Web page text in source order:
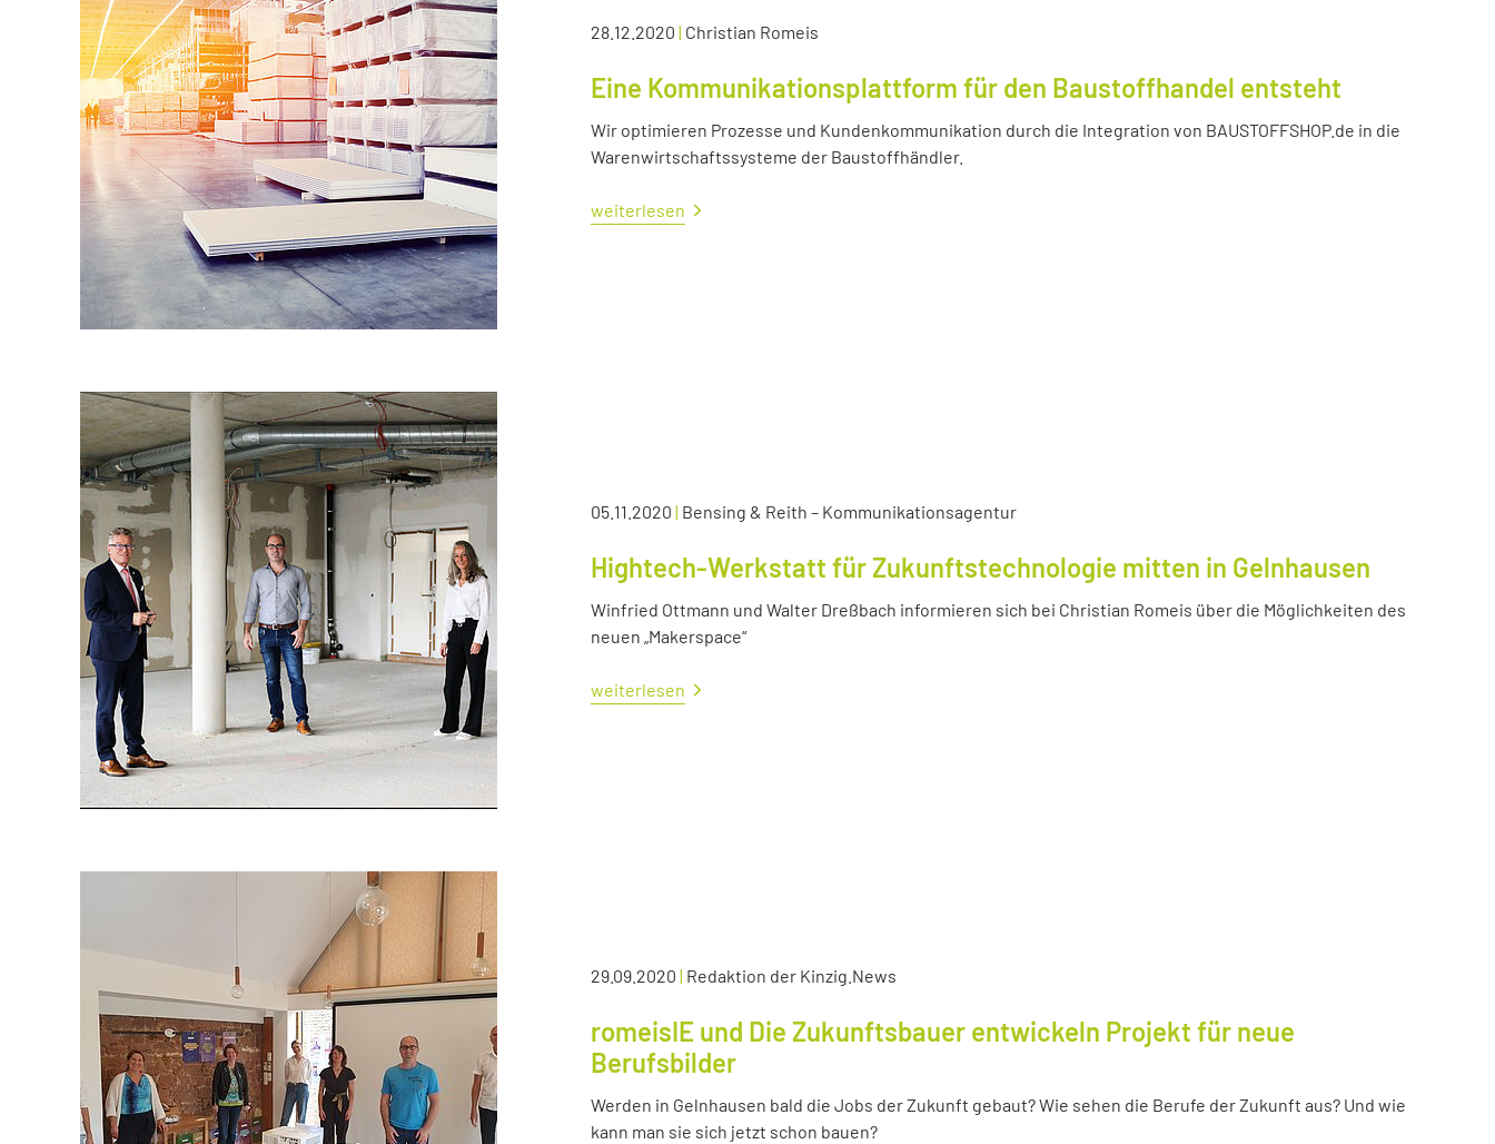
28.12.2020 | Christian Romeis
Eine Kommunikationsplattform für den Baustoffhandel entsteht
Wir optimieren Prozesse und Kundenkommunikation durch die Integration von BAUSTOFFSHOP.de in die
Warenwirtschaftssysteme der Baustoffhändler.
weiterlesen
05.11.2020 | Bensing & Reith – Kommunikationsagentur
Hightech-Werkstatt für Zukunftstechnologie mitten in Gelnhausen
Winfried Ottmann und Walter Dreßbach informieren sich bei Christian Romeis über die Möglichkeiten des
neuen „Makerspace“
weiterlesen
29.09.2020 | Redaktion der Kinzig.News
romeisIE und Die Zukunftsbauer entwickeln Projekt für neue
Berufsbilder
Werden in Gelnhausen bald die Jobs der Zukunft gebaut? Wie sehen die Berufe der Zukunft aus? Und wie
kann man sie sich jetzt schon bauen?